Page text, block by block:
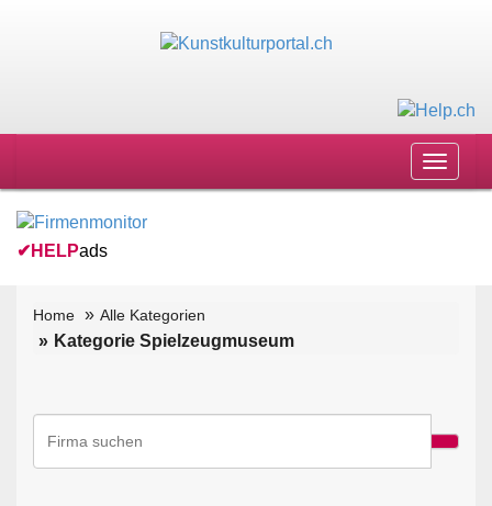
Toggle
✔ HELPads
Home Alle Kategorien
Kategorie Spielzeugmuseum